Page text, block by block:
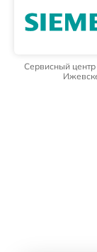
Сервисный центр